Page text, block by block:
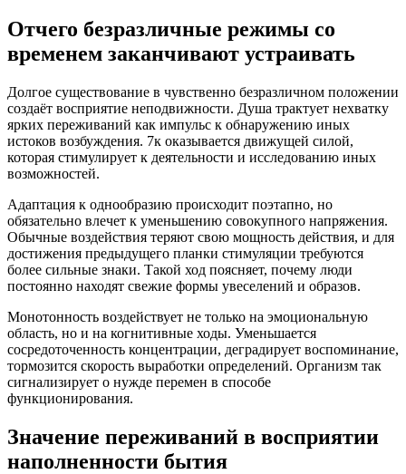
Отчего безразличные режимы со
временем заканчивают устраивать
Долгое существование в чувственно безразличном положении
создаёт восприятие неподвижности. Душа трактует нехватку
ярких переживаний как импульс к обнаружению иных
истоков возбуждения. 7к оказывается движущей силой,
которая стимулирует к деятельности и исследованию иных
возможностей.
Адаптация к однообразию происходит поэтапно, но
обязательно влечет к уменьшению совокупного напряжения.
Обычные воздействия теряют свою мощность действия, и для
достижения предыдущего планки стимуляции требуются
более сильные знаки. Такой ход поясняет, почему люди
постоянно находят свежие формы увеселений и образов.
Монотонность воздействует не только на эмоциональную
область, но и на когнитивные ходы. Уменьшается
сосредоточенность концентрации, деградирует воспоминание,
тормозится скорость выработки определений. Организм так
сигнализирует о нужде перемен в способе
функционирования.
Значение переживаний в восприятии
наполненности бытия